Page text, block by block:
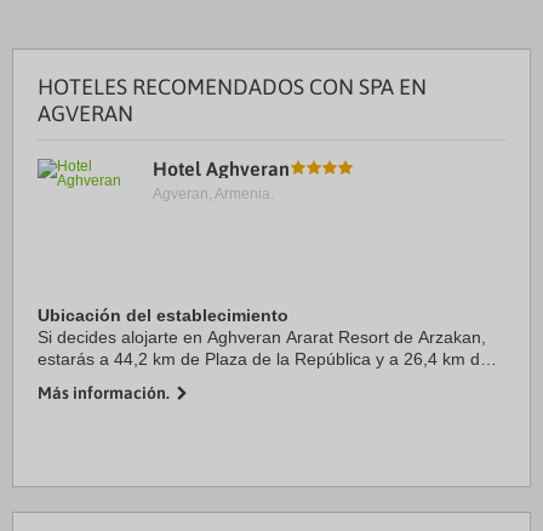
HOTELES RECOMENDADOS CON SPA EN
AGVERAN
Hotel Aghveran
Agveran, Armenia.
Ubicación del establecimiento
Si decides alojarte en Aghveran Ararat Resort de Arzakan,
estarás a 44,2 km de Plaza de la República y a 26,4 km de
se encuentra a 31,9 km de ...
Más información.